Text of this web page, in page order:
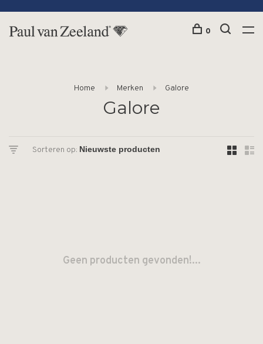
0
Home Merken Galore
Galore
Sorteren op:
Geen producten gevonden!...